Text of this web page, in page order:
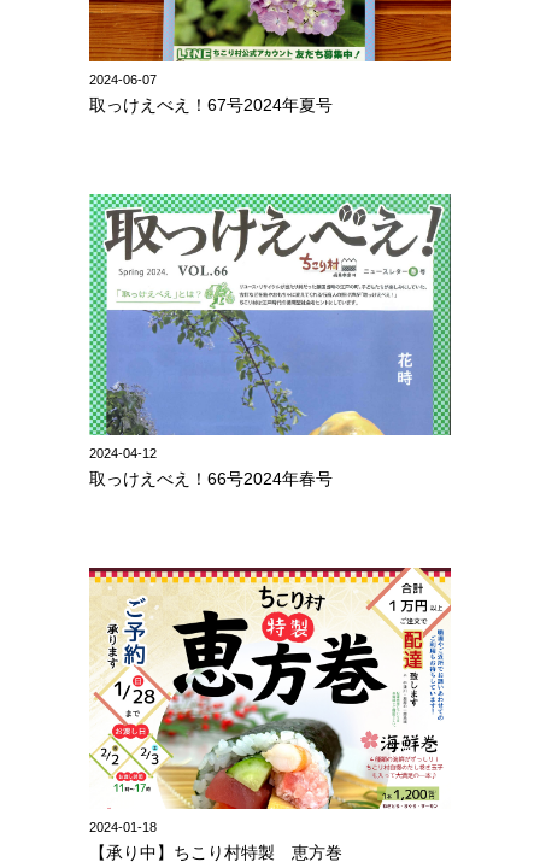
2024-06-07
取っけえべえ！67号2024年夏号
2024-04-12
取っけえべえ！66号2024年春号
2024-01-18
【承り中】ちこり村特製 恵方巻